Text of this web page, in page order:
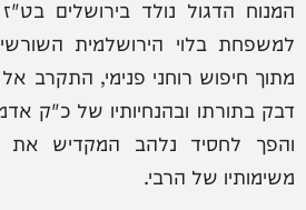
למשפחת בלוי הירושלמית
מתוך חיפוש רוחני פנימי, התקרב
דבק בתורתו ובהנחיותיו של כ"ק
והפך לחסיד נלהב המקדיש את
משימותיו של הרבי.